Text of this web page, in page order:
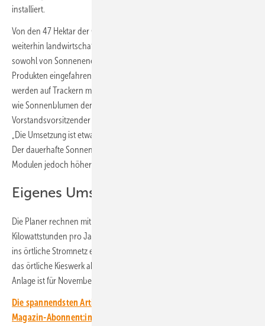
installiert.
Von den 47 Hektar der Gesamtfläche werden aber fünf Hektar
weiterhin landwirtschaftlich genutzt. Dort kann zukünftig die Ernte
sowohl von Sonnenenergie als auch von landwirtschaftlichen
Produkten eingefahren werden. „Die Agri-Photovoltaik-Module
werden auf Trackern mit einfacher Achse nachgeführt und verfolgen
wie Sonnenblumen den Lauf der Sonne“, erklärt Pascal Lang,
Vorstandsvorsitzender der Energiegenossenschaft Inn-Salzach (Egis).
„Die Umsetzung ist etwas aufwendiger als bei den starren Modulen.
Der dauerhafte Sonnenstromertrag ist bei den nachgeführten
Modulen jedoch höher“, weiß er.
Eigenes Umspannwerk errichten
Die Planer rechnen mit einem Stromertrag von etwa 68 Millionen
Kilowattstunden pro Jahr. Dieser wird über ein eigenes Umspannwerk
ins örtliche Stromnetz eingespeist. Einen Teil des Sonnenstroms wird
das örtliche Kieswerk abnehmen. Die Inbetriebnahme der gesamten
Anlage ist für November 2025 geplant.
Die spannendsten Artikel, Grafiken und Dossiers erhalten unsere
Magazin-Abonnent:innen. Sie haben noch kein Abo? Jetzt über